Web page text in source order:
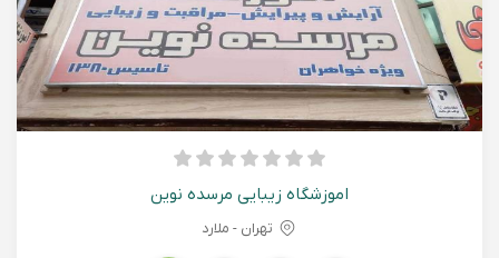
اموزشگاه زیبایی مرسده نوین
تهران - ملارد